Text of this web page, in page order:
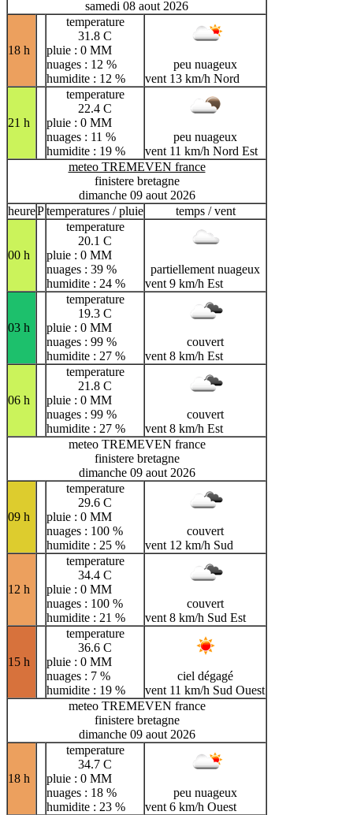
samedi 08 aout 2026
18 h
temperature
31.8 C
pluie : 0 MM
nuages : 12 %
humidite : 12 %
peu nuageux
vent 13 km/h Nord
21 h
temperature
22.4 C
pluie : 0 MM
nuages : 11 %
humidite : 19 %
peu nuageux
vent 11 km/h Nord Est
meteo TREMEVEN france
finistere bretagne
dimanche 09 aout 2026
heurePtemperatures / pluie temps / vent
00 h
temperature
20.1 C
pluie : 0 MM
nuages : 39 %
humidite : 24 %
partiellement nuageux
vent 9 km/h Est
03 h
temperature
19.3 C
pluie : 0 MM
nuages : 99 %
humidite : 27 %
couvert
vent 8 km/h Est
06 h
temperature
21.8 C
pluie : 0 MM
nuages : 99 %
humidite : 27 %
couvert
vent 8 km/h Est
meteo TREMEVEN france
finistere bretagne
dimanche 09 aout 2026
09 h
temperature
29.6 C
pluie : 0 MM
nuages : 100 %
humidite : 25 %
couvert
vent 12 km/h Sud
12 h
temperature
34.4 C
pluie : 0 MM
nuages : 100 %
humidite : 21 %
couvert
vent 8 km/h Sud Est
15 h
temperature
36.6 C
pluie : 0 MM
nuages : 7 %
humidite : 19 %
ciel dégagé
vent 11 km/h Sud Ouest
meteo TREMEVEN france
finistere bretagne
dimanche 09 aout 2026
18 h
temperature
34.7 C
pluie : 0 MM
nuages : 18 %
humidite : 23 %
peu nuageux
vent 6 km/h Ouest